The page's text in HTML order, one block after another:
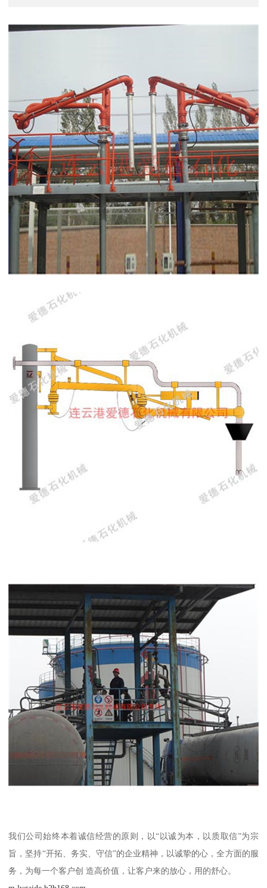
我们公司始终本着诚信经营的原则，以“以诚为本，以质取信”为宗
旨，坚持“开拓、务实、守信”的企业精神，以诚挚的心，全方面的服
务，为每一个客户创 造高价值，让客户来的放心，用的舒心。